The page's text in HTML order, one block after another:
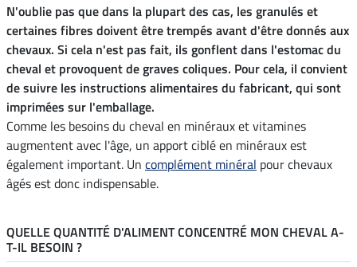
N'oublie pas que dans la plupart des cas, les granulés et
certaines fibres doivent être trempés avant d'être donnés aux
chevaux. Si cela n'est pas fait, ils gonflent dans l'estomac du
cheval et provoquent de graves coliques. Pour cela, il convient
de suivre les instructions alimentaires du fabricant, qui sont
imprimées sur l'emballage.
Comme les besoins du cheval en minéraux et vitamines
augmentent avec l'âge, un apport ciblé en minéraux est
également important. Un complément minéral pour chevaux
âgés est donc indispensable.
QUELLE QUANTITÉ D'ALIMENT CONCENTRÉ MON CHEVAL A-
T-IL BESOIN ?